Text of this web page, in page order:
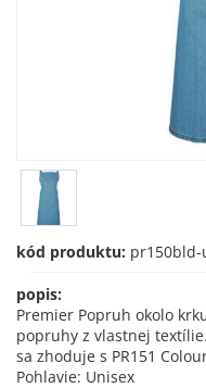
kód produktu: pr150bld-
popis:
Premier Popruh okolo
popruhy z vlastnej
sa zhoduje s PR151
Pohlavie: Unisex